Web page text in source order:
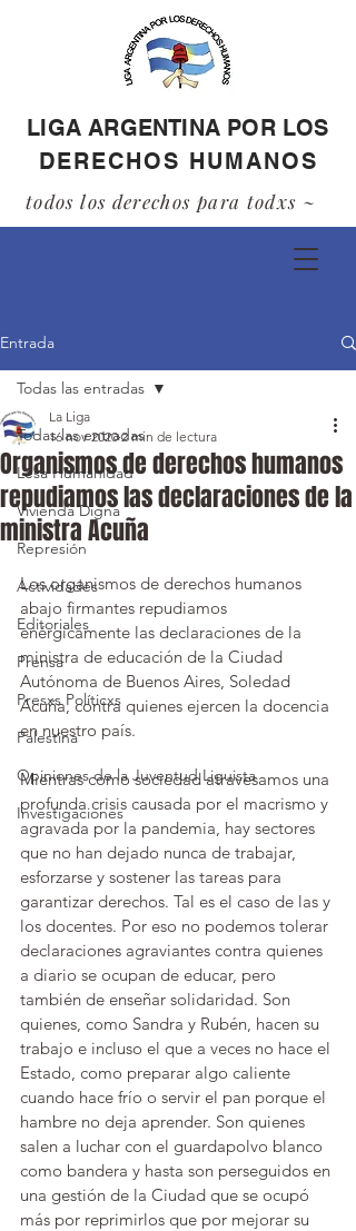
LIGA ARGENTINA POR LOS
DERECHOS HUMANOS
todos los derechos para todxs ~
Entrada
Todas las entradas
Lesa Humanidad
Vivienda Digna
Represión
Actividades
Editoriales
Prensa
Presxs Políticxs
Palestina
Opiniones de la Juventud Liguista
Investigaciones
Todas las entradas
Organismos de derechos humanos
repudiamos las declaraciones de la
ministra Acuña
La Liga
16 nov 2020 2 min de lectura
Los organismos de derechos humanos
abajo firmantes repudiamos
enérgicamente las declaraciones de la
ministra de educación de la Ciudad
Autónoma de Buenos Aires, Soledad
Acuña, contra quienes ejercen la docencia
en nuestro país.
Mientras como sociedad atravesamos una
profunda crisis causada por el macrismo y
agravada por la pandemia, hay sectores
que no han dejado nunca de trabajar,
esforzarse y sostener las tareas para
garantizar derechos. Tal es el caso de las y
los docentes. Por eso no podemos tolerar
declaraciones agraviantes contra quienes
a diario se ocupan de educar, pero
también de enseñar solidaridad. Son
quienes, como Sandra y Rubén, hacen su
trabajo e incluso el que a veces no hace el
Estado, como preparar algo caliente
cuando hace frío o servir el pan porque el
hambre no deja aprender. Son quienes
salen a luchar con el guardapolvo blanco
como bandera y hasta son perseguidos en
una gestión de la Ciudad que se ocupó
más por reprimirlos que por mejorar su